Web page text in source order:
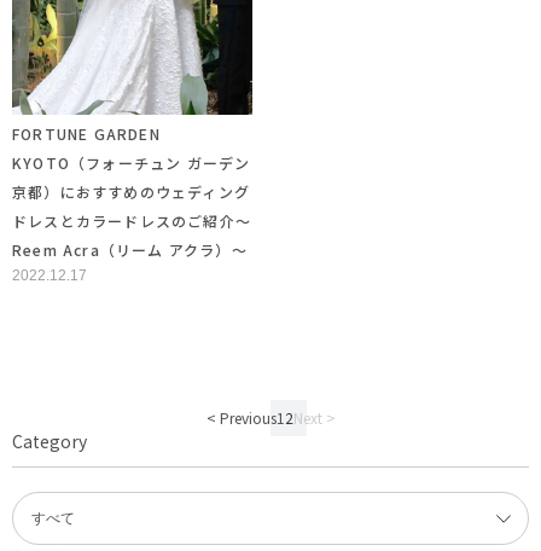
FORTUNE GARDEN
KYOTO（フォーチュン ガーデン
京都）におすすめのウェディング
ドレスとカラードレスのご紹介～
Reem Acra（リーム アクラ）～
2022.12.17
< Previous1 2Next >
Category